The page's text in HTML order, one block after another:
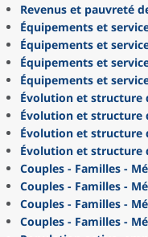
Revenus et pauvreté
Équipements et
Équipements et
Équipements et
Équipements et
Évolution et structure
Évolution et structure
Évolution et structure
Évolution et structure
Couples - Familles -
Couples - Familles -
Couples - Familles -
Couples - Familles -